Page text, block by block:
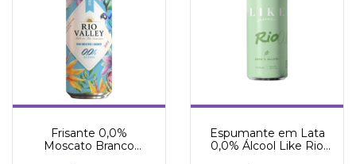
Frisante 0,0%
Moscato Branco
Espumante em Lata
0,0% Álcool Like Rio